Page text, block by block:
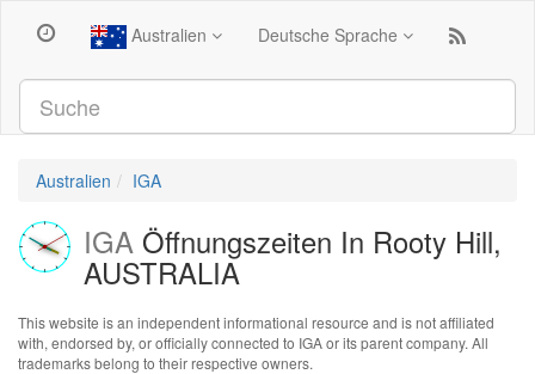
Australien Deutsche Sprache
Australien IGA
IGA Öffnungszeiten In Rooty Hill,
AUSTRALIA
This website is an independent informational resource and is not affiliated
with, endorsed by, or officially connected to IGA or its parent company. All
trademarks belong to their respective owners.